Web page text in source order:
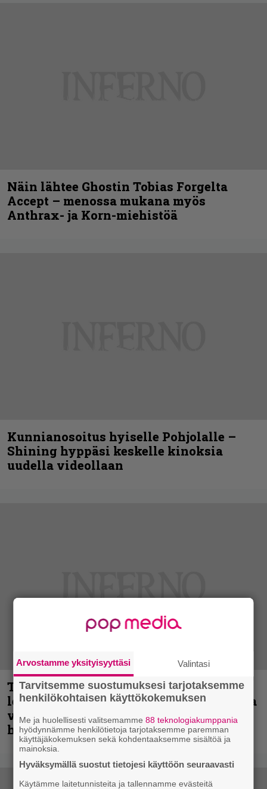
Näin lähtee Ghostin Tobias Forgelta
Accept – menossa mukana myös
Anthrax- ja Korn-miehistöä
Kunnianosoitus hyiselle Pohjolalle –
Shining hyppäsi keskelle kinoksia
uudella videollaan
Thrash ’n’ roll -yhtye Madred ryydittää
levyjulkaisua keikkareissulla kuvatulla
videolla – ”Oltiin pakussa kusihädässä
helvetin väsyneenä…”
Arvostamme yksityisyyttäsi Valintasi
Tarvitsemme suostumuksesi tarjotaksemme
henkilökohtaisen käyttökokemuksen
Me ja huolellisesti valitsemamme88 teknologiakumppania
hyödynnämme henkilötietoja tarjotaksemme paremman
käyttäjäkokemuksen sekä kohdentaaksemme sisältöä ja
mainoksia.
Hyväksymällä suostut tietojesi käyttöön seuraavasti
Käytämme laitetunnisteita ja tallennamme evästeitä